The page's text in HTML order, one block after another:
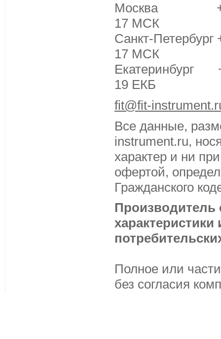
Москва +7
17 МСК
Санкт-
17 МСК
Екатеринбург
19 ЕКБ
fit@fit-
Все данные,
instrument.ru,
характер и ни
офертой,
Гражданского
Производитель
Полное или
без согласия